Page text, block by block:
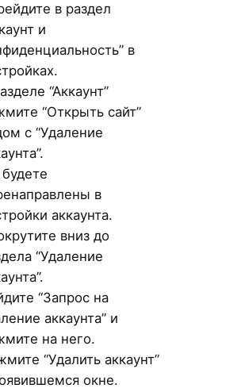
в раздел
и
в
“Аккаунт”
“Открыть сайт”
с “Удаление
в
аккаунта.
вниз до
“Удаление
“Запрос на
аккаунта” и
на него.
“Удалить аккаунт”
окне.